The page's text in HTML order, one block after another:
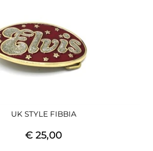
UK STYLE FIBBIA
€ 25,00